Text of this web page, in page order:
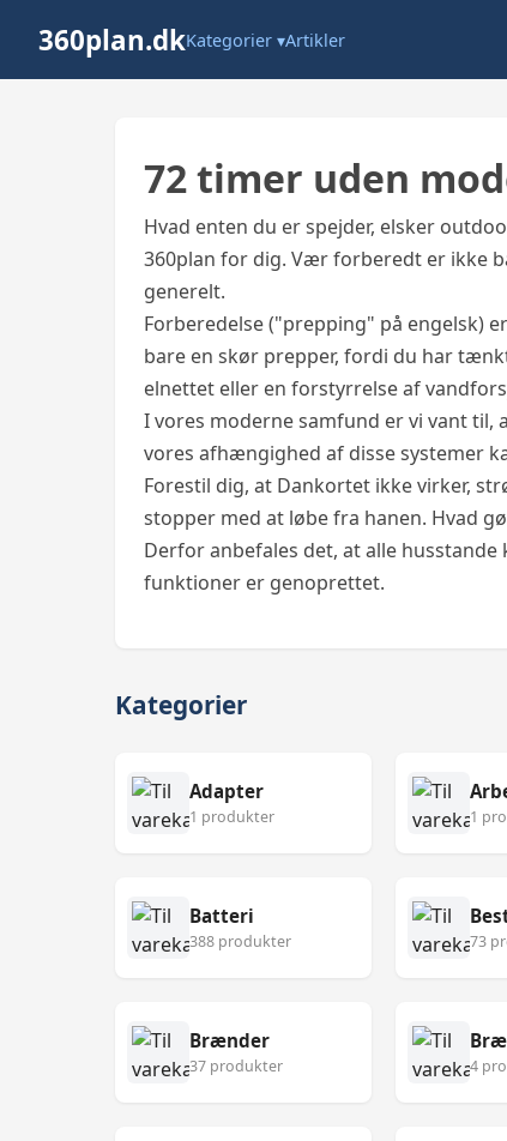
360plan.dkKategorier ▾Artikler
72 timer uden
Hvad enten du er spejder, elsker
360plan for dig. Vær forberedt er ikke
generelt.
Forberedelse ("prepping" på engelsk)
bare en skør prepper, fordi du har
elnettet eller en forstyrrelse af
I vores moderne samfund er vi vant til,
vores afhængighed af disse systemer
Forestil dig, at Dankortet ikke virker,
stopper med at løbe fra hanen. Hvad
Derfor anbefales det, at alle
funktioner er genoprettet.
Kategorier
Adapter
1 produkter 1
Batteri
388 produkter 73
Brænder
37 produkter 4